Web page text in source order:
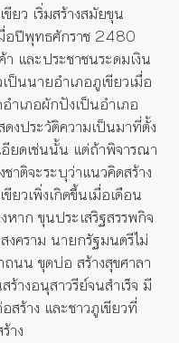
ยว เริ่มสร้างสมัยขุน
อปีพุทธศักราช 2480
และประชาชนระดมเงิน
ป็นนายอำเภอภูเขียวเมื่อ
เภอผักปังเป็นอำเภอ
งประวัติความเป็นมาที่ตั้ง
ยดเช่นนั้น แต่ถ้าพิจารณา
าติจะระบุว่าแนวคิดสร้าง
ยวเพิ่งเกิดขึ้นเมื่อเดือน
ก ขุนประเสริฐสรรพกิจ
งคราม นายกรัฐมนตรีไม่
นน ขุดบ่อ สร้างสุขศาลา
างอนุสาวรีย์จนสำเร็จ มี
ร้าง และชาวภูเขียวที่
าง